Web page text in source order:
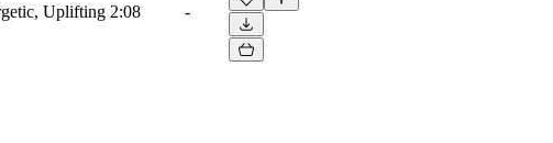
Uplifting 2:08 -